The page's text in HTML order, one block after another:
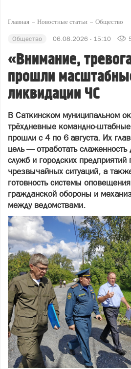
Главная Новостные статьи Общество
Общество 06.08.2026 - 15:10
«Внимание,
прошли
ликвидации ЧС
В Саткинском муниципальном
трёхдневные
прошли с 4 по 6 августа. Их
цель — отработать слаженность
служб и городских
чрезвычайных ситуаций, а
готовность системы
гражданской обороны и
между ведомствами.